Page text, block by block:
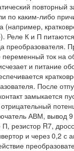
повторный
по каким-либо
(например,
Реле К и П
преобразователя.
переменный ток на
и питание
После
замыкается
АВМ, вывод
резистор R7,
и через 0,2 с